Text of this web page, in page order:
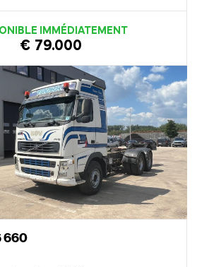
IMMÉDIATEMENT
€ 79.000
660